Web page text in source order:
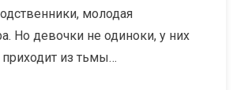
молодая
Но девочки не одиноки, у них
из тьмы…